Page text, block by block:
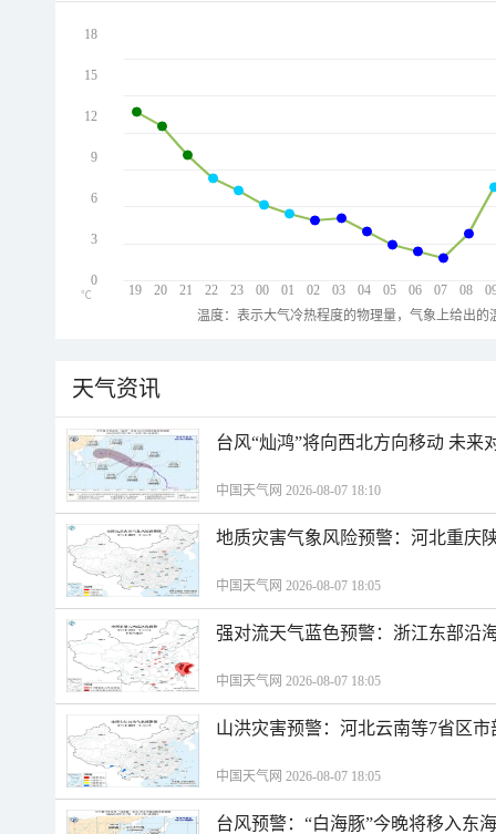
19 20 21 22 23 00 01 02 03 04 05 06 07 08
18
15
12
9
6
3
0
℃
温度：表示大气冷热程度的物理量，气象上给出
天气资讯
台风“灿鸿”将向西北方向移动 未来
中国天气网 2026-08-07 18:10
地质灾害气象风险预警：河北重庆
中国天气网 2026-08-07 18:05
强对流天气蓝色预警：浙江东部沿
中国天气网 2026-08-07 18:05
山洪灾害预警：河北云南等7省区
中国天气网 2026-08-07 18:05
台风预警：“白海豚”今晚将移入东